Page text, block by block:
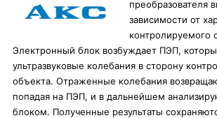
преобразователя
зависимости от
контролируемого
Электронный блок возбуждает ПЭП,
ультразвуковые колебания в сторону
объекта. Отраженные колебания
попадая на ПЭП, и в дальнейшем
блоком. Полученные результаты